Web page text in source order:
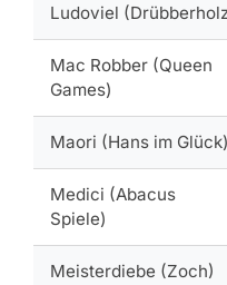
Ludoviel
Mac Robber (Queen
Games)
Maori (Hans im Glück)
Medici (Abacus
Spiele)
Meisterdiebe (Zoch)